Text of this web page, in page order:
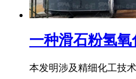
一种滑石粉氢
本发明涉及精细化工技